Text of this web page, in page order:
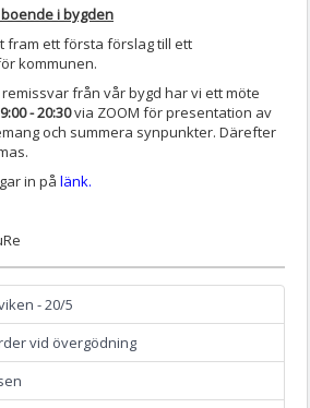
i bygden
fram ett första förslag till ett
kommunen.
från vår bygd har vi ett möte
- 20:30via ZOOM för presentation av
och summera synpunkter. Därefter
in på länk.
- 20/5
vid övergödning